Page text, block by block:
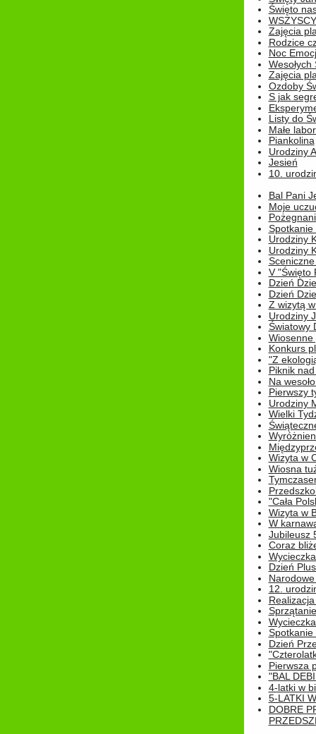
Święto
Zajęcia
Rodzice
Noc
Wesołych
Zajęcia
Ozdoby
S jak
Listy do
Małe
Piankolina
Urodziny
Jesień
10.
Bal Pani
Moje
Spotkanie
Urodziny
Urodziny
V "Święto
Dzień
Dzień
Z wizytą
Urodziny
Światowy
Wiosenne
Konkurs
"Z
Piknik
Na
Pierwszy
Urodziny
Wielki
Wizyta w
Wiosna
"Cała
Wizyta w
W
Jubileusz
Coraz
Dzień
12.
Spotkanie
Dzień
Pierwsza
"BAL
4-latki w
5-LATKI
DOBRE